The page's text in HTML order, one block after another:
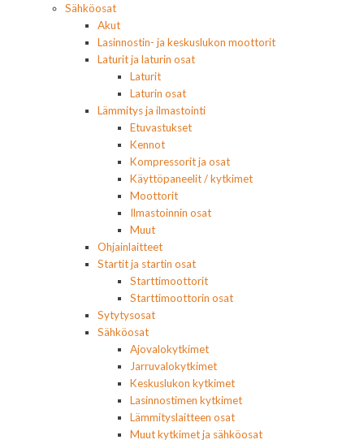
Sähköosat
Akut
Lasinnostin- ja keskuslukon moottorit
Laturit ja laturin osat
Laturit
Laturin osat
Lämmitys ja ilmastointi
Etuvastukset
Kennot
Kompressorit ja osat
Käyttöpaneelit / kytkimet
Moottorit
Ilmastoinnin osat
Muut
Ohjainlaitteet
Startit ja startin osat
Starttimoottorit
Starttimoottorin osat
Sytytysosat
Sähköosat
Ajovalokytkimet
Jarruvalokytkimet
Keskuslukon kytkimet
Lasinnostimen kytkimet
Lämmityslaitteen osat
Muut kytkimet ja sähköosat